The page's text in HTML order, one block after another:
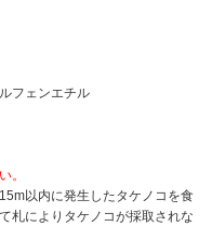
フェンエチル
。
以内に発生したタケノコを食
札によりタケノコが採取されな